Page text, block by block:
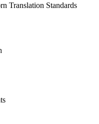
Translation Standards